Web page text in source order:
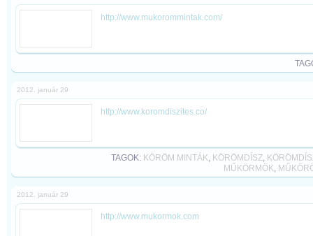
http://www.mukorommintak.com/
2012. január 29
http://www.koromdiszites.co/
TAGOK: KÖRÖM MINTÁK, KÖRÖMDÍSZ,
MŰKÖRMÖK,
2012. január 29
http://www.mukormok.com